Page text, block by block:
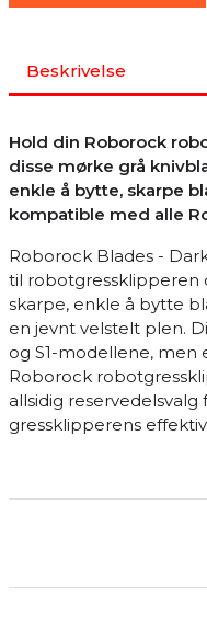
Beskrivelse
Hold din Roborock
disse mørke grå
enkle å bytte, skarpe
kompatible med alle
Roborock Blades -
til robotgressklipperen
skarpe, enkle å bytte
en jevnt velstelt plen.
og S1-modellene,
Roborock
allsidig
gressklipperens